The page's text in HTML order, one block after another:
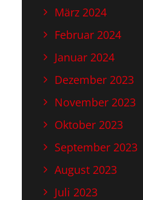
März 2024
Februar 2024
Januar 2024
Dezember 2023
November 2023
Oktober 2023
September 2023
August 2023
Juli 2023